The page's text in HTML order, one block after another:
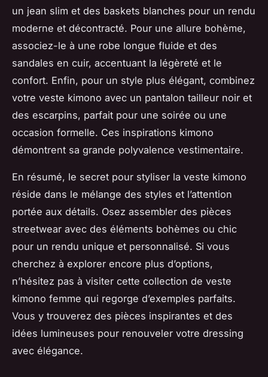
un jean slim et des baskets blanches pour un rendu
moderne et décontracté. Pour une allure bohème,
associez-le à une robe longue fluide et des
sandales en cuir, accentuant la légèreté et le
confort. Enfin, pour un style plus élégant, combinez
votre veste kimono avec un pantalon tailleur noir et
des escarpins, parfait pour une soirée ou une
occasion formelle. Ces inspirations kimono
démontrent sa grande polyvalence vestimentaire.
En résumé, le secret pour styliser la veste kimono
réside dans le mélange des styles et l’attention
portée aux détails. Osez assembler des pièces
streetwear avec des éléments bohèmes ou chic
pour un rendu unique et personnalisé. Si vous
cherchez à explorer encore plus d’options,
n’hésitez pas à visiter cette collection de veste
kimono femme qui regorge d’exemples parfaits.
Vous y trouverez des pièces inspirantes et des
idées lumineuses pour renouveler votre dressing
avec élégance.